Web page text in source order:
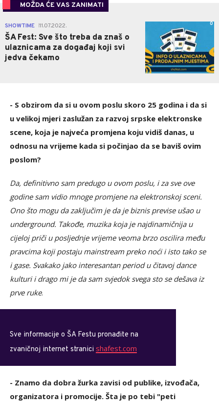
MOŽDA ĆE VAS ZANIMATI
SHOWTIME 11.07.2022.
ŠA Fest: Sve što treba da znaš o
ulaznicama za događaj koji svi
jedva čekamo
0
- S obzirom da si u ovom poslu skoro 25 godina i da si
u velikoj mjeri zaslužan za razvoj srpske elektronske
scene, koja je najveća promjena koju vidiš danas, u
odnosu na vrijeme kada si počinjao da se baviš ovim
poslom?
Da, definitivno sam predugo u ovom poslu, i za sve ove
godine sam vidio mnoge promjene na elektronskoj sceni.
Ono što mogu da zaključim je da je biznis previse ušao u
underground. Takođe, muzika koja je najdinamičnija u
cijeloj priči u posljednje vrijeme veoma brzo oscilira među
pravcima koji postaju mainstream preko noći i isto tako se
i gase. Svakako jako interesantan period u čitavoj dance
kulturi i drago mi je da sam svjedok svega sto se dešava iz
prve ruke.
Sve informacije o ŠA Festu pronađite na
zvaničnoj internet stranici shafest.com
- Znamo da dobra žurka zavisi od publike, izvođača,
organizatora i promocije. Šta je po tebi "peti